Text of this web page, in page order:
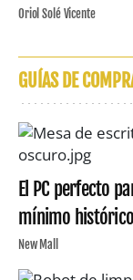
Oriol Solé Vicente
GUÍAS DE
El PC perfecto
mínimo
New Mall